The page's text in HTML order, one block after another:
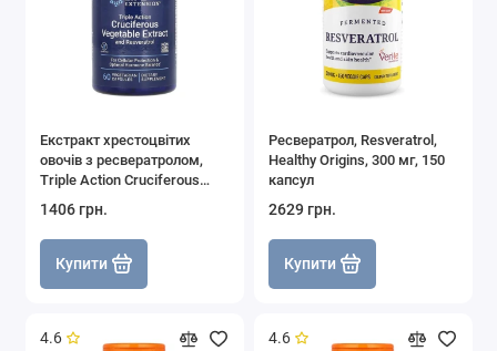
Екстракт хрестоцвітих
овочів з ресвератролом,
Triple Action Cruciferous
Resveratrol, Life Extension,
60 капсул
1406 грн.
Купити
Ресвератрол, Resveratrol,
Healthy Origins, 300 мг, 150
капсул
2629 грн.
Купити
4.6 4.6